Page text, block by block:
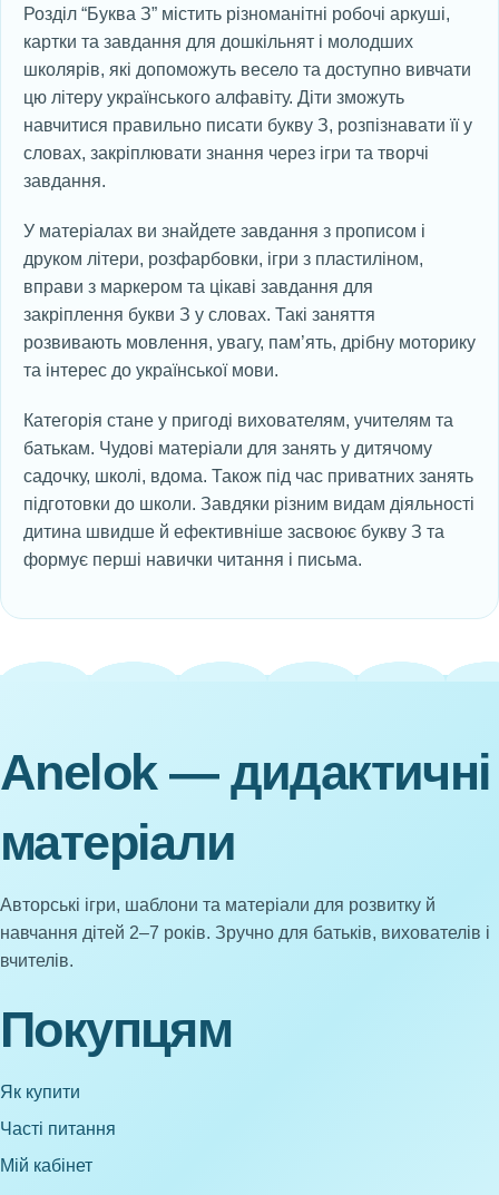
Розділ “Буква З” містить різноманітні робочі аркуші,
картки та завдання для дошкільнят і молодших
школярів, які допоможуть весело та доступно вивчати
цю літеру українського алфавіту. Діти зможуть
навчитися правильно писати букву З, розпізнавати її у
словах, закріплювати знання через ігри та творчі
завдання.
У матеріалах ви знайдете завдання з прописом і
друком літери, розфарбовки, ігри з пластиліном,
вправи з маркером та цікаві завдання для
закріплення букви З у словах. Такі заняття
розвивають мовлення, увагу, пам’ять, дрібну моторику
та інтерес до української мови.
Категорія стане у пригоді вихователям, учителям та
батькам. Чудові матеріали для занять у дитячому
садочку, школі, вдома. Також під час приватних занять
підготовки до школи. Завдяки різним видам діяльності
дитина швидше й ефективніше засвоює букву З та
формує перші навички читання і письма.
Anelok — дидактичні
матеріали
Авторські ігри, шаблони та матеріали для розвитку й
навчання дітей 2–7 років. Зручно для батьків, вихователів і
вчителів.
Покупцям
Як купити
Часті питання
Мій кабінет